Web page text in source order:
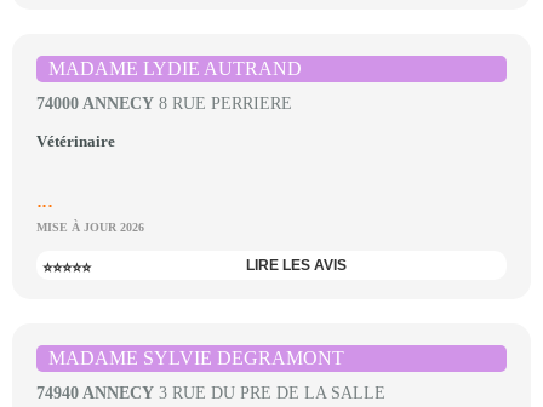
MADAME LYDIE AUTRAND
74000 ANNECY 8 RUE PERRIERE
Vétérinaire
...
MISE À JOUR 2026
⭐⭐⭐⭐⭐ LIRE LES AVIS
MADAME SYLVIE DEGRAMONT
74940 ANNECY 3 RUE DU PRE DE LA SALLE